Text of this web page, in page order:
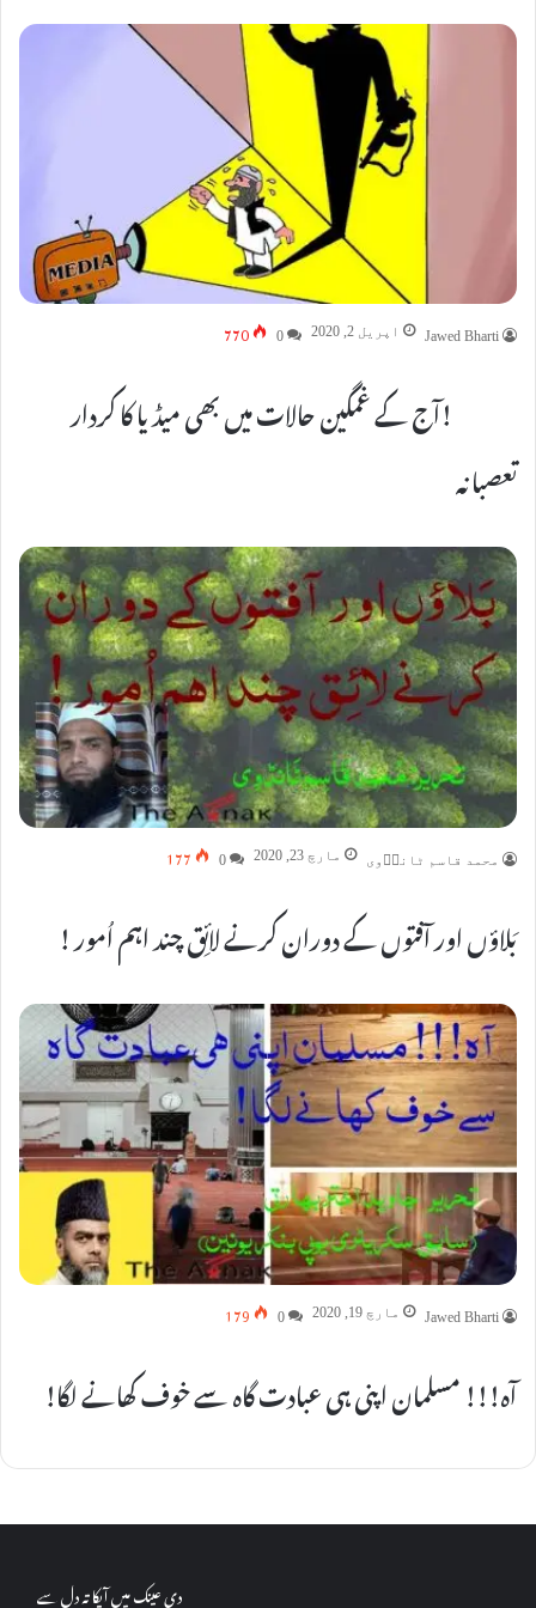
Jawed Bharti اپریل 2, 2020 0
770
!آج کے غمگین حالات میں بھی میڈیا کا کردار
تعصبانہ
محمد قاسم ٹانڈؔوی مارچ 23, 2020 0
177
بَلاؤں اور آفتوں کے دوران کرنے لائِق چند اہم اُمور !
Jawed Bharti مارچ 19, 2020 0
179
آہ!!! مسلمان اپنی ہی عبادت گاہ سے خوف کھانے لگا!
دی عینک میں آپکا تہ دل سے